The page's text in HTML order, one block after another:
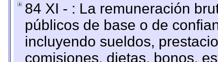
84 XI - : La remuneración
públicos de base o de
incluyendo sueldos,
comisiones, dietas, bonos,